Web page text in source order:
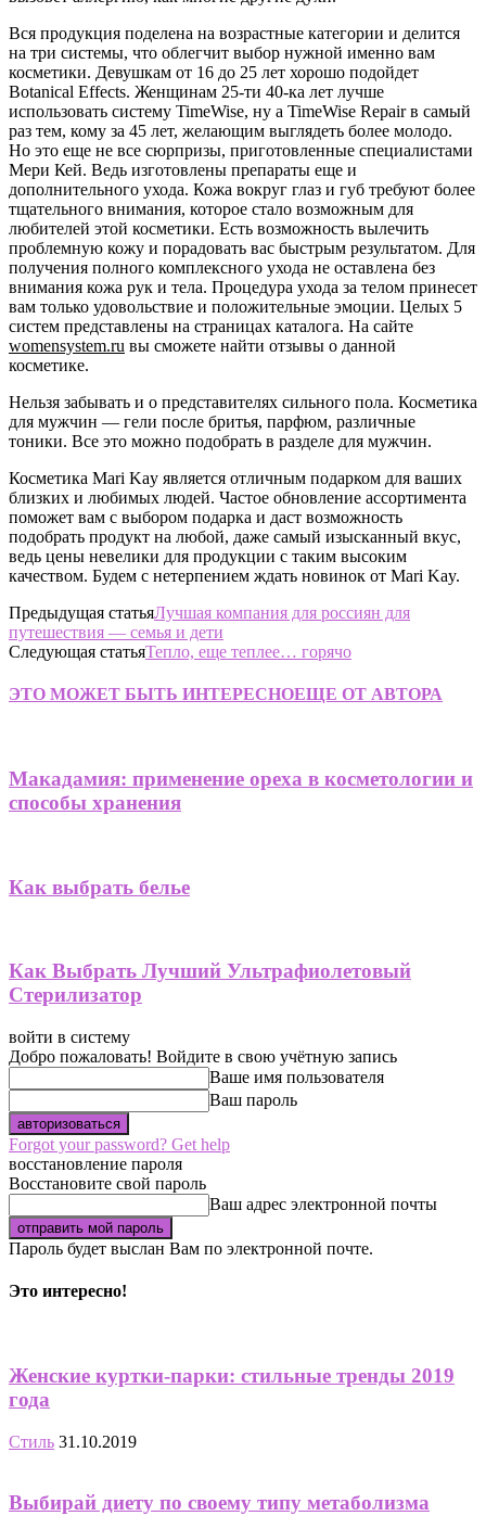
Вся продукция поделена на возрастные категории и делится
на три системы, что облегчит выбор нужной именно вам
косметики. Девушкам от 16 до 25 лет хорошо подойдет
Botanical Effects. Женщинам 25-ти 40-ка лет лучше
использовать систему TimeWise, ну а TimeWise Repair в самый
раз тем, кому за 45 лет, желающим выглядеть более молодо.
Но это еще не все сюрпризы, приготовленные специалистами
Мери Кей. Ведь изготовлены препараты еще и
дополнительного ухода. Кожа вокруг глаз и губ требуют более
тщательного внимания, которое стало возможным для
любителей этой косметики. Есть возможность вылечить
проблемную кожу и порадовать вас быстрым результатом. Для
получения полного комплексного ухода не оставлена без
внимания кожа рук и тела. Процедура ухода за телом принесет
вам только удовольствие и положительные эмоции. Целых 5
систем представлены на страницах каталога. На сайте
womensystem.ru вы сможете найти отзывы о данной
косметике.
Нельзя забывать и о представителях сильного пола. Косметика
для мужчин — гели после бритья, парфюм, различные
тоники. Все это можно подобрать в разделе для мужчин.
Косметика Mari Kay является отличным подарком для ваших
близких и любимых людей. Частое обновление ассортимента
поможет вам с выбором подарка и даст возможность
подобрать продукт на любой, даже самый изысканный вкус,
ведь цены невелики для продукции с таким высоким
качеством. Будем с нетерпением ждать новинок от Mari Kay.
Предыдущая статьяЛучшая компания для россиян для
путешествия — семья и дети
Следующая статьяТепло, еще теплее… горячо
ЭТО МОЖЕТ БЫТЬ ИНТЕРЕСНОЕЩЕ ОТ АВТОРА
Макадамия: применение ореха в косметологии и
способы хранения
Как выбрать белье
Как Выбрать Лучший Ультрафиолетовый
Стерилизатор
войти в систему
Добро пожаловать! Войдите в свою учётную запись
Ваше имя пользователя
Ваш пароль
Forgot your password? Get help
восстановление пароля
Восстановите свой пароль
Ваш адрес электронной почты
Пароль будет выслан Вам по электронной почте.
Это интересно!
Женские куртки-парки: стильные тренды 2019
года
Стиль 31.10.2019
Выбирай диету по своему типу метаболизма